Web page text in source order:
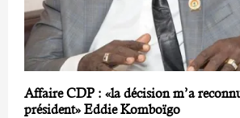
Affaire CDP : «la décision m’a
président» Eddie Komboïgo